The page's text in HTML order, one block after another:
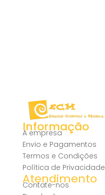
Informação
A empresa
Envio e Pagamentos
Termos e Condições
Política de Privacidade
Atendimento
Contate-nos